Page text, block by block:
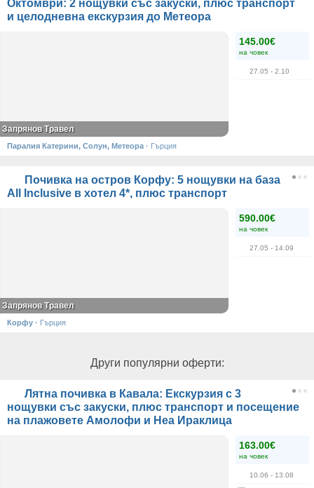
Октомври: 2 нощувки със закуски, плюс транспорт
и целодневна екскурзия до Метеора
145.00€
на човек
27.05 - 2.10
Запрянов Травел
Паралия Катерини, Солун, Метеора · Гърция
Почивка на остров Корфу: 5 нощувки на база
All Inclusive в хотел 4*, плюс транспорт
590.00€
на човек
27.05 - 14.09
Запрянов Травел
Корфу · Гърция
Други популярни оферти:
Лятна почивка в Кавала: Екскурзия с 3
нощувки със закуски, плюс транспорт и посещение
на плажовете Амолофи и Неа Ираклица
163.00€
на човек
10.06 - 13.08